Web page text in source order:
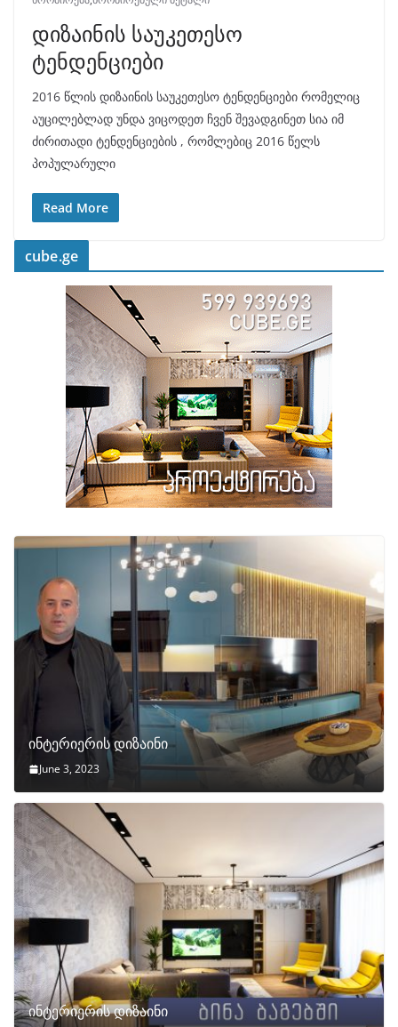
დიზაინის საუკეთესო
ტენდენციები
2016 წლის დიზაინის საუკეთესო ტენდენციები რომელიც
აუცილებლად უნდა ვიცოდეთ ჩვენ შევადგინეთ სია იმ
ძირითადი ტენდენციების , რომლებიც 2016 წელს
პოპულარული
Read More
cube.ge
ინტერიერის დიზაინი
June 3, 2023
ინტერიერის დიზაინი